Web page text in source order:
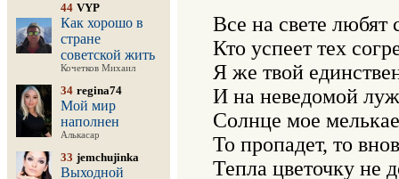
44 VYP
Как хорошо в
стране
советской жить
Кочетков Михаил
34 regina74
Мой мир
наполнен
Алькасар
33 jemchujinka
Выходной
Все на свете любят
Кто успеет тех
Я же твой
И на неведомой
Солнце мое
То пропадет, то
Тепла цветочку не